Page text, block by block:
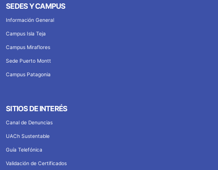
SEDES Y CAMPUS
Información General
Campus Isla Teja
Campus Miraflores
Sede Puerto Montt
Campus Patagonia
SITIOS DE INTERÉS
Canal de Denuncias
UACh Sustentable
Guía Telefónica
Validación de Certificados